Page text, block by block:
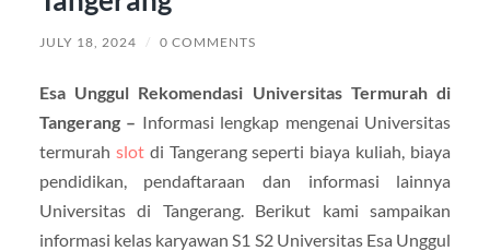
JULY 18, 2024 / 0 COMMENTS
Esa Unggul Rekomendasi Universitas Termurah di
Tangerang – Informasi lengkap mengenai Universitas
termurah slotdi Tangerang seperti biaya kuliah, biaya
pendidikan, pendaftaraan dan informasi lainnya
Universitas di Tangerang. Berikut kami sampaikan
informasi kelas karyawan S1 S2 Universitas Esa Unggul